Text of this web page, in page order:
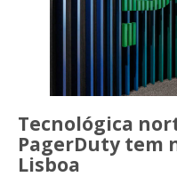
Tecnológica
PagerDuty tem
Lisboa